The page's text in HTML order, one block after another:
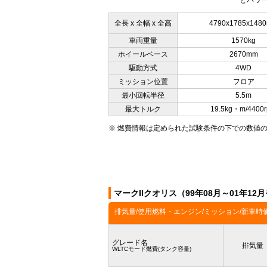
全長 x 全幅 x 全高
車両重量
1570kg
ホイールベース
2670mm
駆動方式
4WD
ミッション位置
フロア
最小回転半径
5.5m
最大トルク
19.5kg・m/
※ 燃費情報は定められた試験条件の下での数値
マークIIクオリス（99年08月～01年12
排気量/使用燃料・エンジン/ミッション/新車時
グレード名
WLTCモード燃費(タンク容量) 排気量